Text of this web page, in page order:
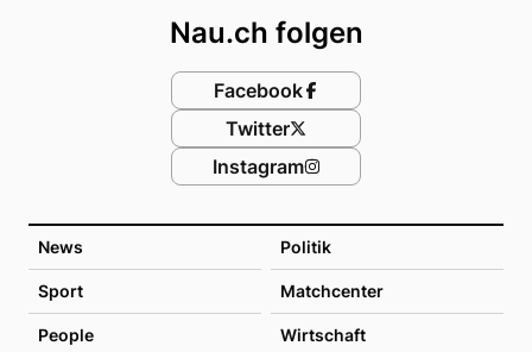
News Politik
Sport Matchcenter
People Wirtschaft
Nau.ch folgen
Facebook
Twitter
Instagram